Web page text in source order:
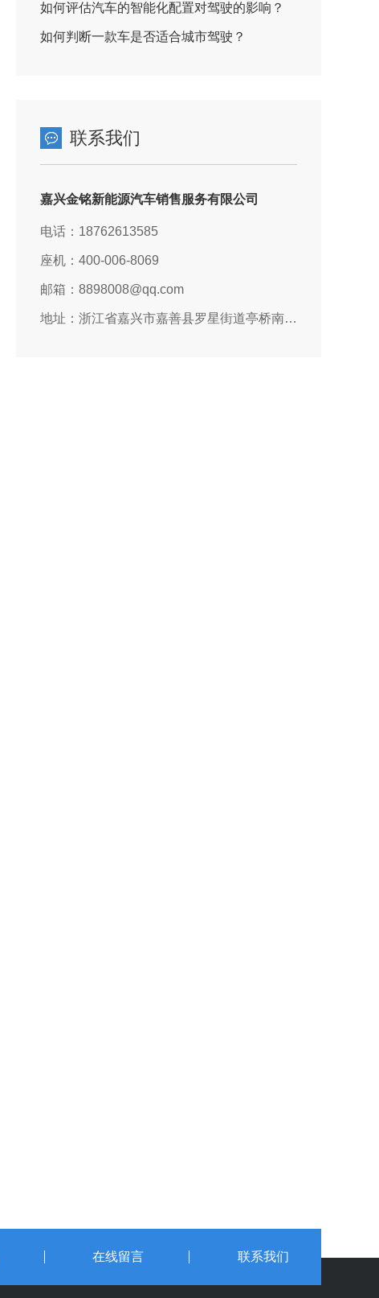
如何评估汽车的智能化配置对驾驶的影响？
如何判断一款车是否适合城市驾驶？
联系我们
嘉兴金铭新能源汽车销售服务有限公司
电话：18762613585
座机：400-006-8069
邮箱：8898008@qq.com
地址：浙江省嘉兴市嘉善县罗星街道亭桥南路366号
在线留言 联系我们